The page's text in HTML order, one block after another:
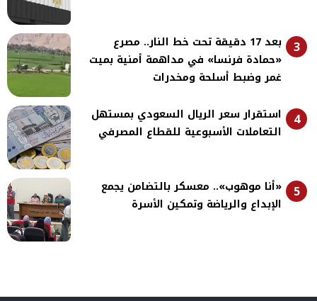
3
بعد 17 دقيقة تحت خط النار.. مصرع
«حمادة فرنسا» في مداهمة أمنية بميت
غمر وضبط أسلحة ومخدرات
4
استقرار سعر الريال السعودي بمستهل
التعاملات الأسبوعية للقطاع المصرفي
5
«أنا موهوب».. معسكر بالتضامن يجمع
الإبداع والرياضة وتمكين الأسرة